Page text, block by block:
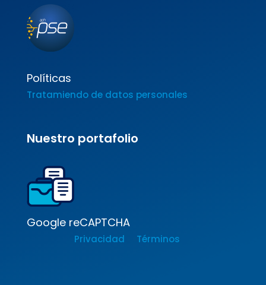
Políticas
Tratamiendo de datos personales
Nuestro portafolio
Google reCAPTCHA
Privacidad Términos